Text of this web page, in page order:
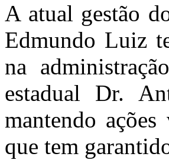
A atual gestão
Edmundo Luiz
na
estadual Dr.
mantendo
que tem